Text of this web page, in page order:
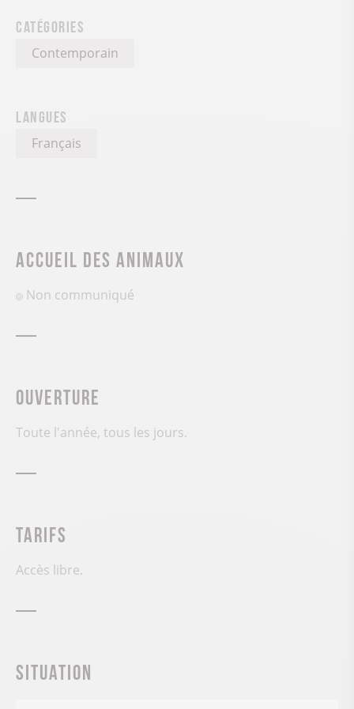
Catégories
Contemporain
Langues
Français
Accueil des animaux
Non communiqué
Ouverture
Toute l'année, tous les jours.
Tarifs
Accès libre.
Situation